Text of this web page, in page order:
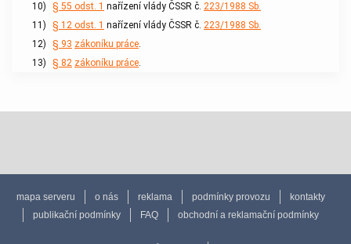
10)
§ 55 odst. 1 nařízení vlády ČSSR č. 223/1988 Sb.
11)
§ 12 odst. 1 nařízení vlády ČSSR č. 223/1988 Sb.
12)
§ 93 zákoníku práce.
13)
§ 82 zákoníku práce.
mapa serveru o nás reklama podmínky provozu
kontakty
publikační podmínky
FAQ obchodní a reklamační podmínky